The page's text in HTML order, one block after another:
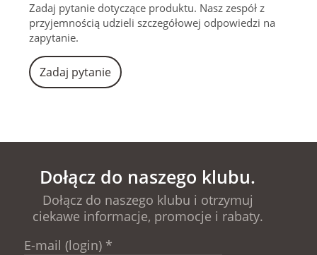
Zadaj pytanie dotyczące produktu. Nasz zespół z
przyjemnością udzieli szczegółowej odpowiedzi na
zapytanie.
Zadaj pytanie
Dołącz do naszego klubu.
Dołącz do naszego klubu i otrzymuj
ciekawe informacje, promocje i rabaty.
E-mail (login) *